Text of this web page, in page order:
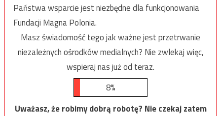
Państwa wsparcie jest niezbędne dla funkcjonowania
Fundacji Magna Polonia.
Masz świadomość tego jak ważne jest przetrwanie
niezależnych ośrodków medialnych? Nie zwlekaj więc,
wspieraj nas już od teraz.
8%
Uważasz, że robimy dobrą robotę? Nie czekaj zatem